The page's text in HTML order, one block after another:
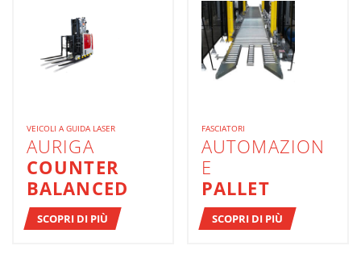
VEICOLI A GUIDA LASER
AURIGA
COUNTER
BALANCED
SCOPRI DI PIÙ
FASCIATORI
AUTOMAZION
E
PALLET
SCOPRI DI PIÙ